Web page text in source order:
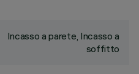
Incasso a parete, Incasso a
soffitto